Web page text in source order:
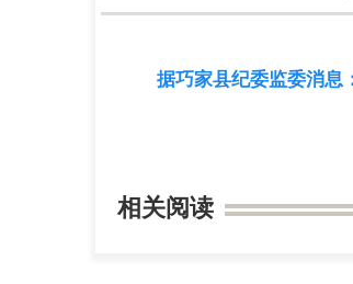
据巧家县纪委监委消息
相关阅读